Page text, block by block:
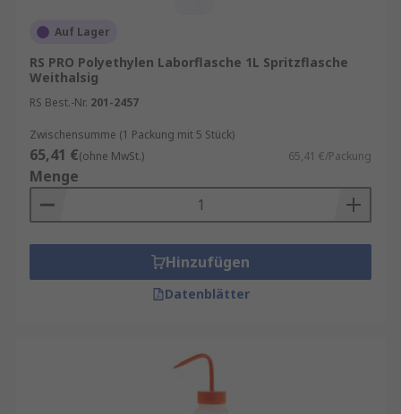
vielseitig einsetzbar und können für eine
werden, von Reinigungsmitteln bis hin zu
Chemikalien und Lösungsmitteln.
von Labor-Spritzflaschen ist einfach und
benutzerfreundlich. Sie sind so konzipiert,
dass sie auch bei längeren Einsätzen
komfortabel zu verwenden sind.
Auf Lager
RS PRO Polyethylen Laborflasche 1L Spritzflasche
Weithalsig
RS Best.-Nr. 201-2457
Zwischensumme (1 Packung mit 5 Stück)
65,41 €(ohne MwSt.) 65,41 €/Packung
Menge
Hinzufügen
Datenblätter